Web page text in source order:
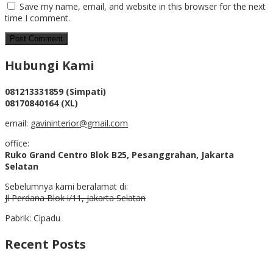
Save my name, email, and website in this browser for the next
time I comment.
Hubungi Kami
081213331859 (Simpati)
08170840164 (XL)
email: gavininterior@gmail.com
office:
Ruko Grand Centro Blok B25, Pesanggrahan, Jakarta
Selatan
Sebelumnya kami beralamat di:
Jl Perdana Blok i/11, Jakarta Selatan
Pabrik: Cipadu
Recent Posts